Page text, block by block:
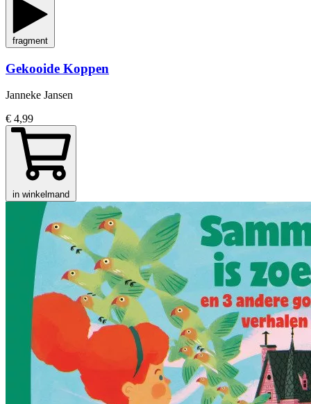
fragment
Gekooide Koppen
Janneke Jansen
€ 4,99
in winkelmand